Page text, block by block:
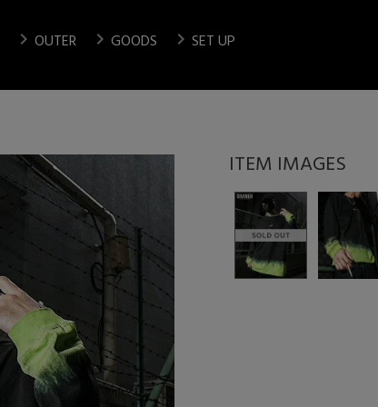
chevron_right OUTER chevron_right GOODS chevron_right SET UP